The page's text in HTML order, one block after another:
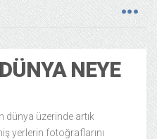
NEYE
dünya üzerinde artık
yerlerin fotoğraflarını